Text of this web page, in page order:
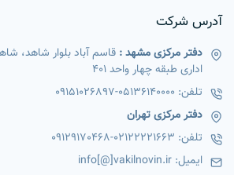
آدرس شرکت
دفتر مرکزی مشهد :
اداری طبقه چهار واحد 401
تلفن: 05136140000
-
09151026897
دفتر مرکزی تهران
تلفن: 02122221663
-
09129170468
ایمیل: info[@]vakilnovin.ir